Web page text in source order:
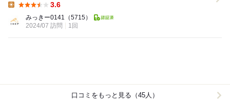
3.6
みっきー0141 （5715）
2024/07 訪問
1回
口コミをもっと見る（45人）